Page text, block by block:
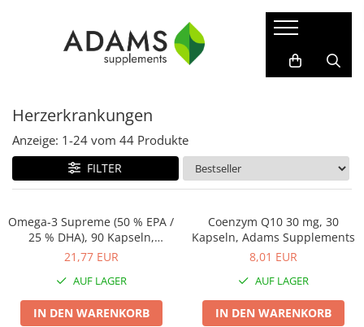
Sport & Fitness
Gainer
Vegane Proteine
WPC - Molkenproteinkonzentrat
WPI - Molkenprotein-Isolat
Isotonische Getränke
Fatburner
Vor dem Training
Aminosäuren
Nahrungsergänzungsmittel
Für ihn
Für Sie
Kräuterextrakte
Liposomale
Vitamine und Mineralstoffe
Ätherische Öle
Kollagen
Kollagen-Kapseln
Erkrankungen
Akne
Anti-Aging, Schönheit
Anämie
Cholesterin
Entgiftung
Fruchtbarkeit
Gelenkbeschwerden
Grippe und Erkältung
Herzerkrankungen
Anzeige: 1-24 vom 44 Produkte
FILTER
Omega-3 Supreme (50 % EPA /
25 % DHA), 90 Kapseln,
Adams Supplements
21,77 EUR
AUF LAGER
IN DEN WARENKORB
Coenzym Q10 30 mg, 30
Kapseln, Adams Supplements
8,01 EUR
AUF LAGER
IN DEN WARENKORB